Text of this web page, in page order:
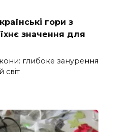
гори з
їхнє значення для
глибоке занурення
світ